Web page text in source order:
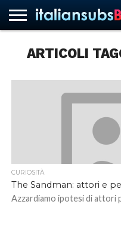
NEWS
ASCOLTI
RECENSIONI
INTERVISTE
CURIOSITÀ
CHI
CONTATTACI
FORUM
ITALIANSUBS
ARTICOLI
CURIOSITÀ
The Sandman: attori e
Azzardiamo ipotesi di attori